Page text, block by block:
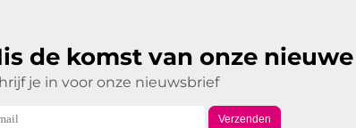
de komst van onze
je in voor onze nieuwsbrief
Verzenden